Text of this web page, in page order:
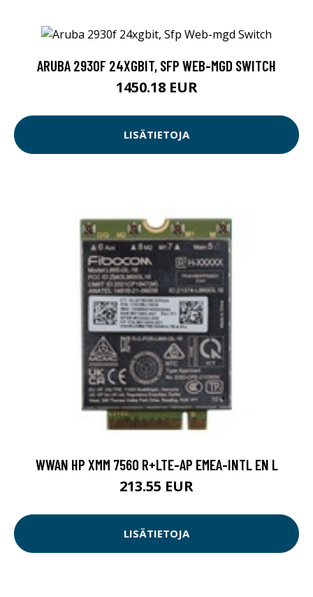
ARUBA 2930F 24XGBIT, SFP WEB-MGD SWITCH
1450.18 EUR
LISÄTIETOJA
WWAN HP XMM 7560 R+LTE-AP EMEA-INTL EN L
213.55 EUR
LISÄTIETOJA